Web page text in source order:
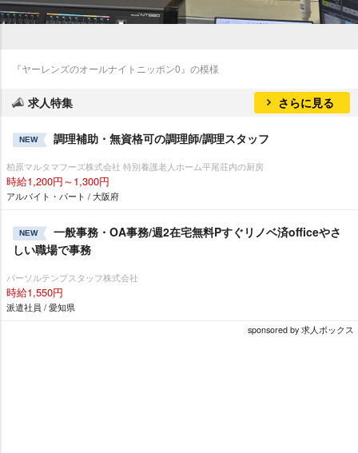
『ヤーレンズのオールナイトニッポン0』の模様
求人特集 さらに見る
NEW 調理補助・無資格可の調理師/調理スタッフ
柏原マルタマフーズ株式会社 特別養護老人ホーム平尾荘内の厨房
時給1,200円～1,300円
アルバイト・パート / 大阪府
NEW
一般事務・OA事務/週2在宅無料Pすぐリノベ済officeやさ
しい職場で事務
パーソルテンプスタッフ株式会社
時給1,550円
派遣社員 / 愛知県
sponsored by 求人ボックス